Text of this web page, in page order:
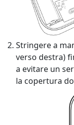
Stringere a
verso destra)
a evitare un
la copertura